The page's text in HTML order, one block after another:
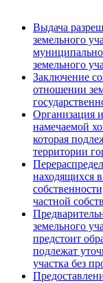
Выдача
земельного
земельного
Заключение
отношении
Организация
намечаемой
которая
территории
находящихся
частной
земельного
предстоит
подлежат
участка без